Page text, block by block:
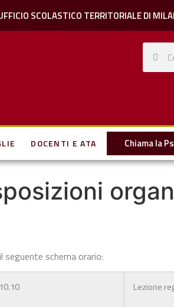
SCOLASTICO TERRITORIALE DI
DOCENTI E ATA Chiama la
seguente schema orario:
Lezione